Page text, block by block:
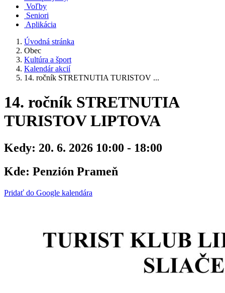
Voľby
Seniori
Aplikácia
Úvodná stránka
Obec
Kultúra a šport
Kalendár akcií
14. ročník STRETNUTIA TURISTOV ...
14. ročník STRETNUTIA
TURISTOV LIPTOVA
Kedy: 20. 6. 2026 10:00 - 18:00
Kde: Penzión Prameň
Pridať do Google kalendára